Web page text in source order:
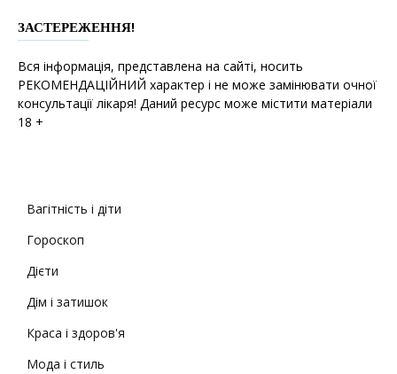
ЗАСТЕРЕЖЕННЯ!
Вся інформація, представлена на сайті, носить
РЕКОМЕНДАЦІЙНИЙ характер і не може замінювати очної
консультації лікаря! Даний ресурс може містити матеріали
18 +
Вагітність і діти
Гороскоп
Дієти
Дім і затишок
Краса і здоров'я
Мода і стиль